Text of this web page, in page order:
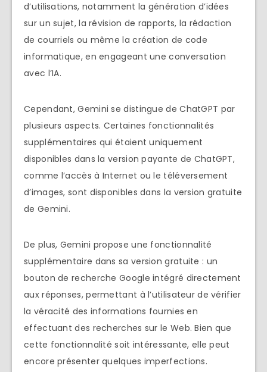
d’utilisations, notamment la génération d’idées
sur un sujet, la révision de rapports, la rédaction
de courriels ou même la création de code
informatique, en engageant une conversation
avec l’IA.
Cependant, Gemini se distingue de ChatGPT par
plusieurs aspects. Certaines fonctionnalités
supplémentaires qui étaient uniquement
disponibles dans la version payante de ChatGPT,
comme l’accès à Internet ou le téléversement
d’images, sont disponibles dans la version gratuite
de Gemini.
De plus, Gemini propose une fonctionnalité
supplémentaire dans sa version gratuite : un
bouton de recherche Google intégré directement
aux réponses, permettant à l’utilisateur de vérifier
la véracité des informations fournies en
effectuant des recherches sur le Web. Bien que
cette fonctionnalité soit intéressante, elle peut
encore présenter quelques imperfections.